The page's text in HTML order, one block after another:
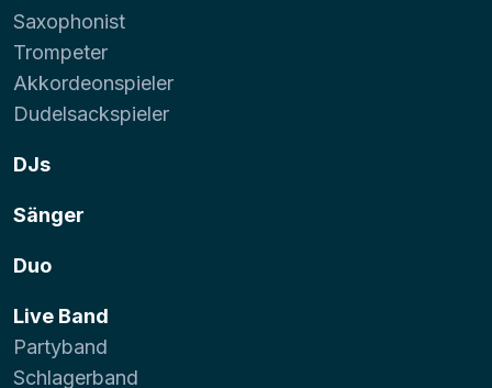
Saxophonist
Trompeter
Akkordeonspieler
Dudelsackspieler
DJs
Sänger
Duo
Live Band
Partyband
Schlagerband